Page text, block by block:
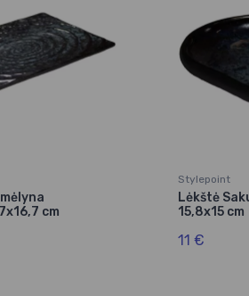
cm
Stylepoint
Lėkštė
15,8x15 cm
11 €